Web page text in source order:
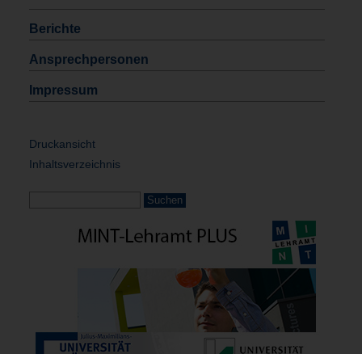
Berichte
Ansprechpersonen
Impressum
Druckansicht
Inhaltsverzeichnis